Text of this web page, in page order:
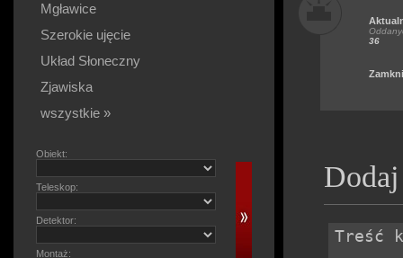
Mgławice
Szerokie ujęcie
Układ Słoneczny
Zjawiska
wszystkie »
Obiekt:
Teleskop:
Detektor:
Montaż:
36